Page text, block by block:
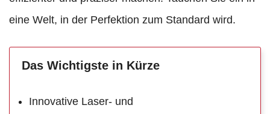
eine Welt, in der Perfektion zum Standard wird.
Das Wichtigste in Kürze
Innovative Laser- und